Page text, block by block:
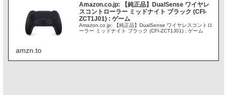
Amazon.co.jp: 【純正品】DualSense ワイヤレ
スコントローラー ミッドナイト ブラック (CFI-
ZCT1J01) : ゲーム
Amazon.co.jp: 【純正品】DualSense ワイヤレスコントロ
ーラー ミッドナイト ブラック (CFI-ZCT1J01) : ゲーム
amzn.to